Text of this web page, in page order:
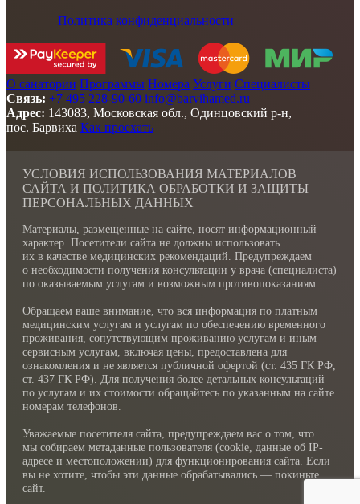
Политика конфиденциальности
О санатории Программы Номера Услуги Специалисты
Связь: +7 495 228-90-60 info@barvihamed.ru
Адрес: 143083, Московская обл., Одинцовский р-н,
пос. Барвиха Как проехать
УСЛОВИЯ ИСПОЛЬЗОВАНИЯ МАТЕРИАЛОВ
САЙТА И ПОЛИТИКА ОБРАБОТКИ И ЗАЩИТЫ
ПЕРСОНАЛЬНЫХ ДАННЫХ
Материалы, размещенные на сайте, носят информационный
характер. Посетители сайта не должны использовать
их в качестве медицинских рекомендаций. Предупреждаем
о необходимости получения консультации у врача (специалиста)
по оказываемым услугам и возможным противопоказаниям.
Обращаем ваше внимание, что вся информация по платным
медицинским услугам и услугам по обеспечению временного
проживания, сопутствующим проживанию услугам и иным
сервисным услугам, включая цены, предоставлена для
ознакомления и не является публичной офертой (ст. 435 ГК РФ,
cт. 437 ГК РФ). Для получения более детальных консультаций
по услугам и их стоимости обращайтесь по указанным на сайте
номерам телефонов.
Уважаемые посетителя сайта, предупреждаем вас о том, что
мы собираем метаданные пользователя (cookie, данные об IP-
адресе и местоположении) для функционирования сайта. Если
вы не хотите, чтобы эти данные обрабатывались — покиньте
сайт.